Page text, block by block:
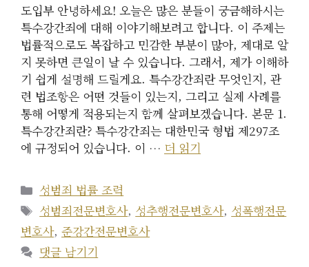
도입부 안녕하세요! 오늘은 많은 분들이 궁금해하시는
특수강간죄에 대해 이야기해보려고 합니다. 이 주제는
법률적으로도 복잡하고 민감한 부분이 많아, 제대로 알
지 못하면 큰일이 날 수 있습니다. 그래서, 제가 이해하
기 쉽게 설명해 드릴게요. 특수강간죄란 무엇인지, 관
련 법조항은 어떤 것들이 있는지, 그리고 실제 사례를
통해 어떻게 적용되는지 함께 살펴보겠습니다. 본문 1.
특수강간죄란? 특수강간죄는 대한민국 형법 제297조
에 규정되어 있습니다. 이 … 더 읽기
카
테
고
리
성범죄 법률 조력
태
그
성범죄전문변호사, 성추행전문변호사, 성폭행전문
변호사, 준강간전문변호사
댓글 남기기